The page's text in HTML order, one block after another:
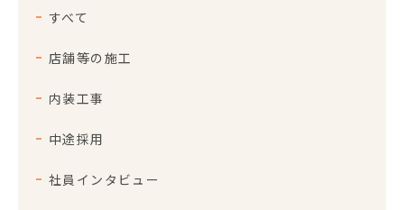
すべて
店舗等の施工
内装工事
中途採用
社員インタビュー